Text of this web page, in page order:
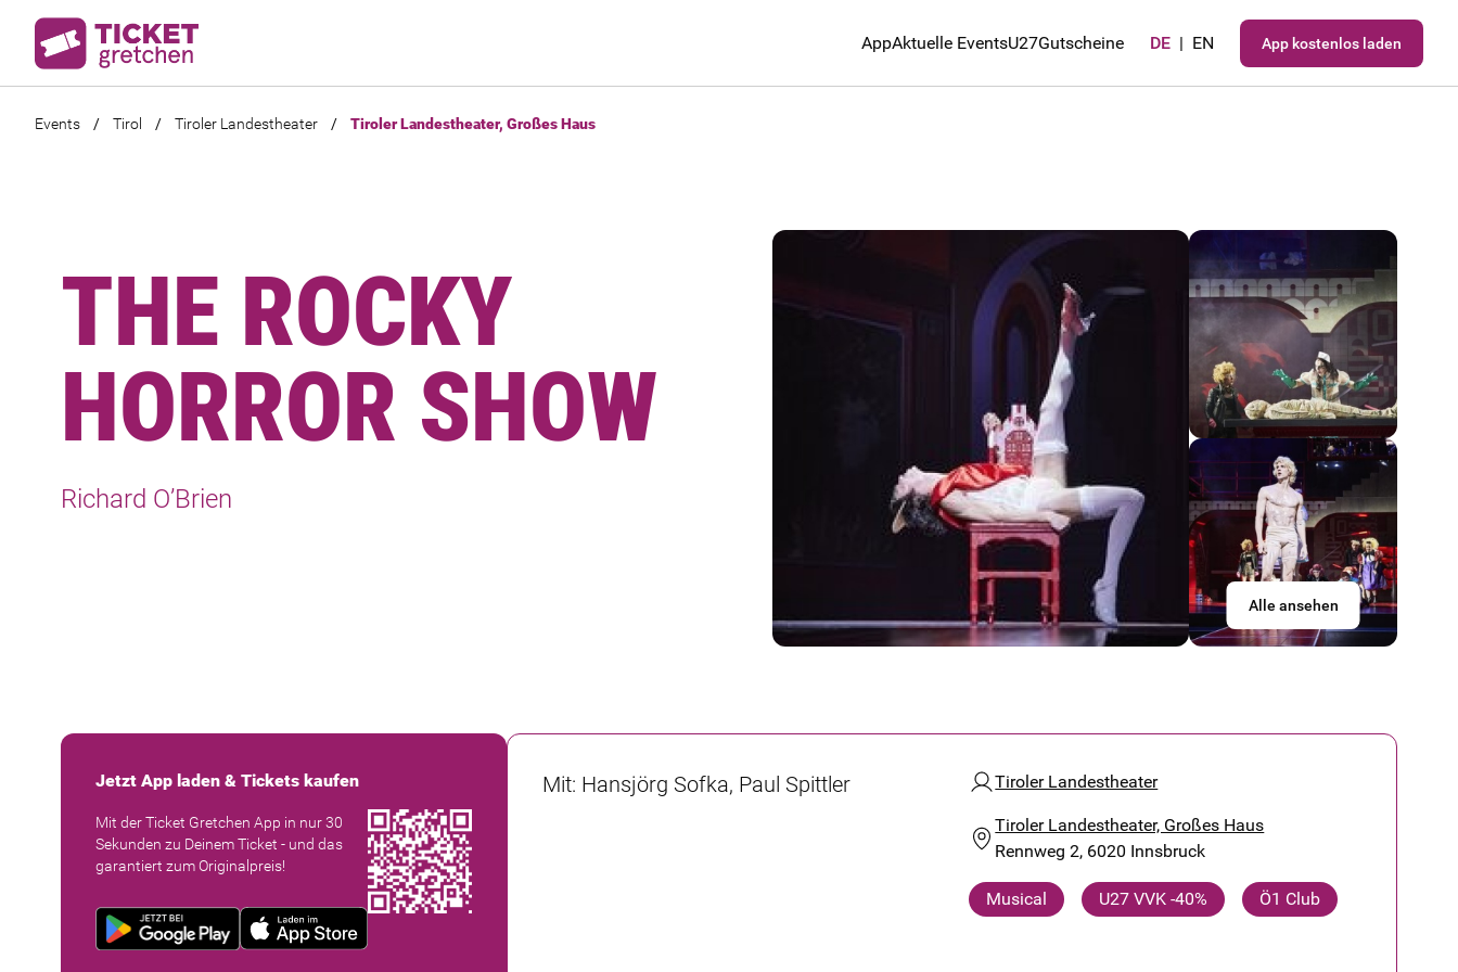
AppAktuelle EventsU27Gutscheine DE | EN App kostenlos laden
Events / Tirol / Tiroler Landestheater / Tiroler Landestheater, Großes Haus
THE ROCKY
HORROR SHOW
Richard O’Brien
Alle ansehen
Jetzt App laden & Tickets kaufen
Mit der Ticket Gretchen App in nur 30
Sekunden zu Deinem Ticket - und das
garantiert zum Originalpreis!
Mit: Hansjörg Sofka, Paul Spittler Tiroler Landestheater
Tiroler Landestheater, Großes Haus
Rennweg 2, 6020 Innsbruck
Musical U27 VVK -40% Ö1 Club